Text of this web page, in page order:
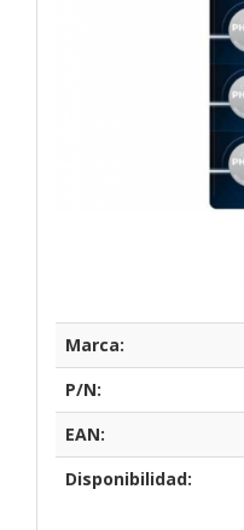
Marca:
P/N:
EAN:
Disponibilidad: